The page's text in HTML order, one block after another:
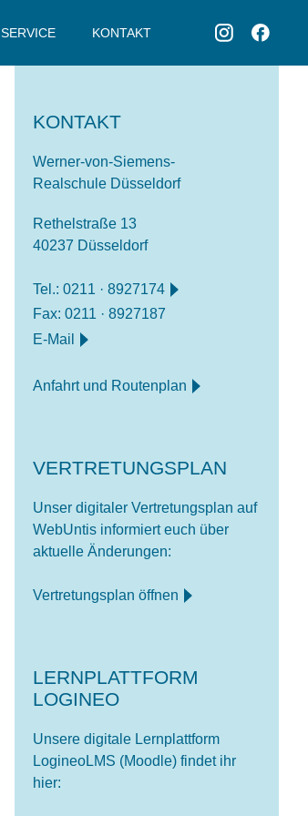
SERVICE KONTAKT
KONTAKT
Werner-von-Siemens-
Realschule Düsseldorf
Rethelstraße 13
40237 Düsseldorf
Tel.: 0211 · 8927174
Fax: 0211 · 8927187
E-Mail
Anfahrt und Routenplan
VERTRETUNGSPLAN
Unser digitaler Vertretungsplan auf
WebUntis informiert euch über
aktuelle Änderungen:
Vertretungsplan öffnen
LERNPLATTFORM
LOGINEO
Unsere digitale Lernplattform
LogineoLMS (Moodle) findet ihr
hier: